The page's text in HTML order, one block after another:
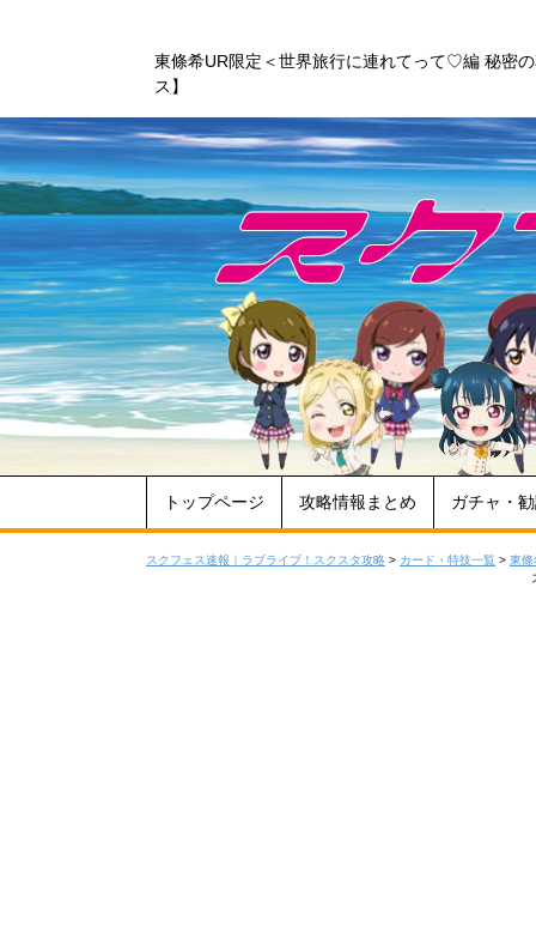
東條希UR限定＜世界旅行に連れてって♡編 秘密
ス】
トップページ 攻略情報まとめ ガチャ・
スクフェス速報｜ラブライブ！スクスタ攻略 > カード・特技一覧 > 東條